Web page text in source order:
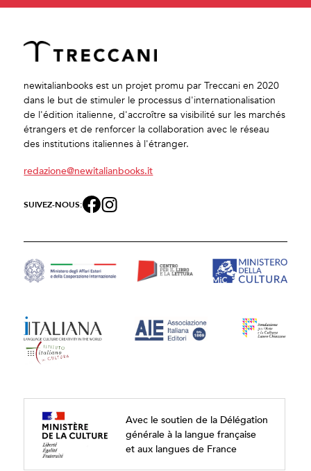
newitalianbooks est un projet promu par Treccani en 2020
dans le but de stimuler le processus d'internationalisation
de l'édition italienne, d'accroître sa visibilité sur les marchés
étrangers et de renforcer la collaboration avec le réseau
des institutions italiennes à l'étranger.
redazione@newitalianbooks.it
SUIVEZ-NOUS:
Avec le soutien de la Délégation
générale à la langue française
et aux langues de France